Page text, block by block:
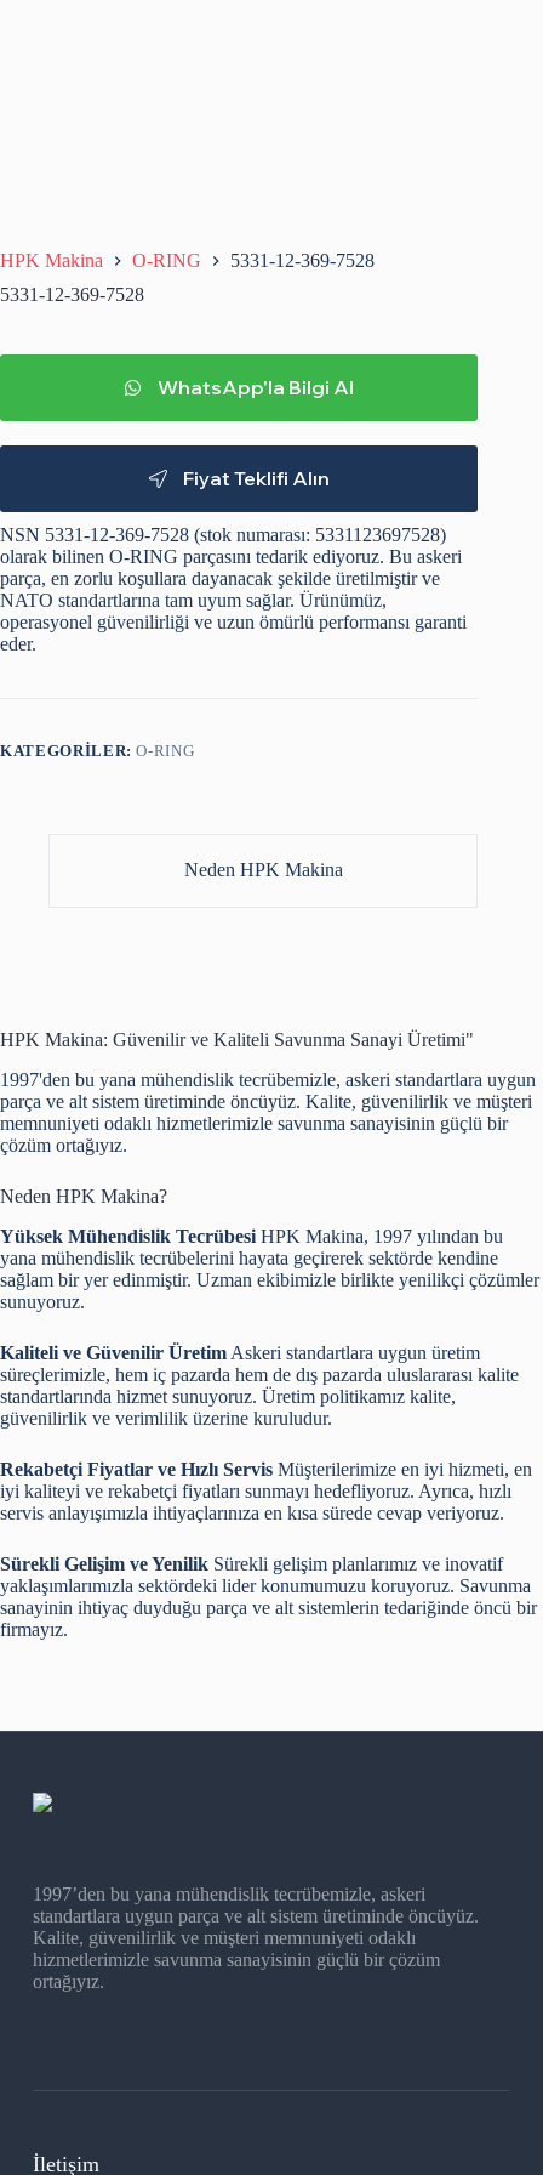
HPK Makina O-RING
5331-12-369-7528
5331-12-369-7528
WhatsApp'la Bilgi Al
Fiyat Teklifi Alın
NSN 5331-12-369-7528 (stok numarası: 5331123697528)
olarak bilinen O-RING parçasını tedarik ediyoruz. Bu askeri
parça, en zorlu koşullara dayanacak şekilde üretilmiştir ve
NATO standartlarına tam uyum sağlar. Ürünümüz,
operasyonel güvenilirliği ve uzun ömürlü performansı garanti
eder.
KATEGORILER:O-RING
Neden HPK Makina
HPK Makina: Güvenilir ve Kaliteli Savunma Sanayi Üretimi"
1997'den bu yana mühendislik tecrübemizle, askeri standartlara uygun
parça ve alt sistem üretiminde öncüyüz. Kalite, güvenilirlik ve müşteri
memnuniyeti odaklı hizmetlerimizle savunma sanayisinin güçlü bir
çözüm ortağıyız.
Neden HPK Makina?
Yüksek Mühendislik Tecrübesi HPK Makina, 1997 yılından bu
yana mühendislik tecrübelerini hayata geçirerek sektörde kendine
sağlam bir yer edinmiştir. Uzman ekibimizle birlikte yenilikçi çözümler
sunuyoruz.
Kaliteli ve Güvenilir Üretim Askeri standartlara uygun üretim
süreçlerimizle, hem iç pazarda hem de dış pazarda uluslararası kalite
standartlarında hizmet sunuyoruz. Üretim politikamız kalite,
güvenilirlik ve verimlilik üzerine kuruludur.
Rekabetçi Fiyatlar ve Hızlı Servis Müşterilerimize en iyi hizmeti, en
iyi kaliteyi ve rekabetçi fiyatları sunmayı hedefliyoruz. Ayrıca, hızlı
servis anlayışımızla ihtiyaçlarınıza en kısa sürede cevap veriyoruz.
Sürekli Gelişim ve Yenilik Sürekli gelişim planlarımız ve inovatif
yaklaşımlarımızla sektördeki lider konumumuzu koruyoruz. Savunma
sanayinin ihtiyaç duyduğu parça ve alt sistemlerin tedariğinde öncü bir
firmayız.
1997’den bu yana mühendislik tecrübemizle, askeri
standartlara uygun parça ve alt sistem üretiminde öncüyüz.
Kalite, güvenilirlik ve müşteri memnuniyeti odaklı
hizmetlerimizle savunma sanayisinin güçlü bir çözüm
ortağıyız.
İletişim